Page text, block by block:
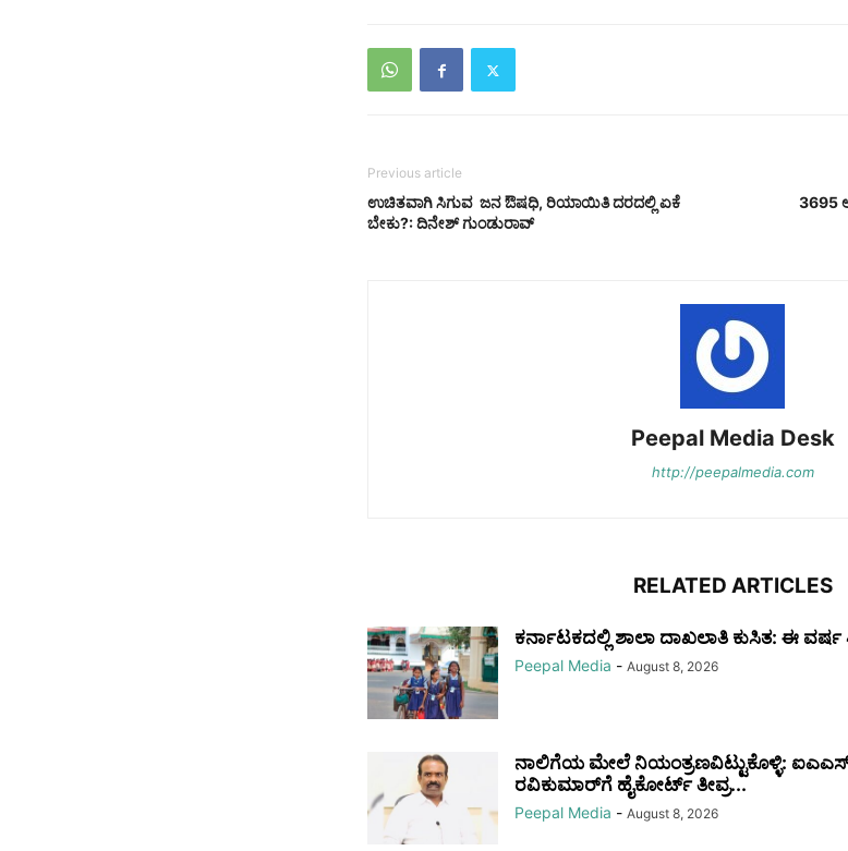
Previous article
ಉಚಿತವಾಗಿ ಸಿಗುವ ಜನ ಔಷಧಿ, ರಿಯಾಯಿತಿ ದರದಲ್ಲಿ ಏಕೆ
ಬೇಕು?: ದಿನೇಶ್‌ ಗುಂಡುರಾವ್‌
3695
Peepal Media Desk
http://peepalmedia.com
RELATED ARTICLES
ಕರ್ನಾಟಕದಲ್ಲಿ ಶಾಲಾ ದಾಖಲಾತಿ ಕುಸಿತ: ಈ ವರ್ಷ
Peepal Media - August 8, 2026
ನಾಲಿಗೆಯ ಮೇಲೆ ನಿಯಂತ್ರಣವಿಟ್ಟುಕೊಳ್ಳಿ:
ರವಿಕುಮಾರ್‌ಗೆ ಹೈಕೋರ್ಟ್ ತೀವ್ರ...
Peepal Media - August 8, 2026